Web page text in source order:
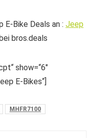
E-Bike Deals an : Jeep
bros.deals
show=“6″
E-Bikes“]
MHFR7100